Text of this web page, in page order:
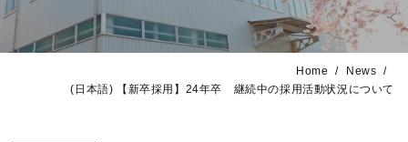
Home
News
(日本語) 【新卒採用】24年卒 継続中の採用活動状況について